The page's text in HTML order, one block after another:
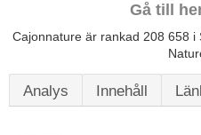
Gå till
Cajonnature är rankad 208 658 i
Analys Innehåll